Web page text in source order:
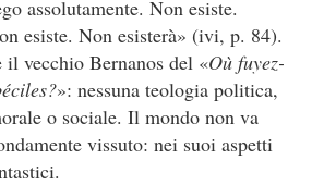
assolutamente. Non esiste.
esiste. Non esisterà» (ivi, p. 84).
vecchio Bernanos del «Où fuyez-
»: nessuna teologia politica,
o sociale. Il mondo non va
vissuto: nei suoi aspetti